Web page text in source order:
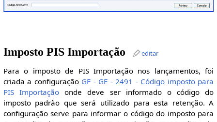
Imposto PIS Importação editar
Para o imposto de PIS Importação nos lançamentos, foi
criada a configuração GF - GE - 2491 - Código imposto para
PIS Importação onde deve ser informado o código do
imposto padrão que será utilizado para esta retenção. A
configuração serve para informar o código do imposto para